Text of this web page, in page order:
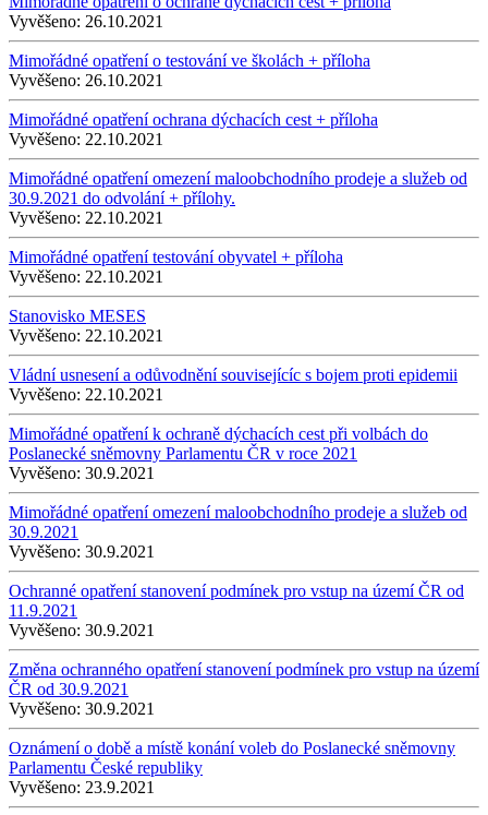
Vyvěšeno: 26.10.2021
Mimořádné opatření o testování ve školách + příloha
Vyvěšeno: 26.10.2021
Mimořádné opatření ochrana dýchacích cest + příloha
Vyvěšeno: 22.10.2021
Mimořádné opatření omezení maloobchodního prodeje a služeb od
30.9.2021 do odvolání + přílohy.
Vyvěšeno: 22.10.2021
Mimořádné opatření testování obyvatel + příloha
Vyvěšeno: 22.10.2021
Stanovisko MESES
Vyvěšeno: 22.10.2021
Vládní usnesení a odůvodnění souvisejícíc s bojem proti epidemii
Vyvěšeno: 22.10.2021
Mimořádné opatření k ochraně dýchacích cest při volbách do
Poslanecké sněmovny Parlamentu ČR v roce 2021
Vyvěšeno: 30.9.2021
Mimořádné opatření omezení maloobchodního prodeje a služeb od
30.9.2021
Vyvěšeno: 30.9.2021
Ochranné opatření stanovení podmínek pro vstup na území ČR od
11.9.2021
Vyvěšeno: 30.9.2021
Změna ochranného opatření stanovení podmínek pro vstup na území
ČR od 30.9.2021
Vyvěšeno: 30.9.2021
Oznámení o době a místě konání voleb do Poslanecké sněmovny
Parlamentu České republiky
Vyvěšeno: 23.9.2021